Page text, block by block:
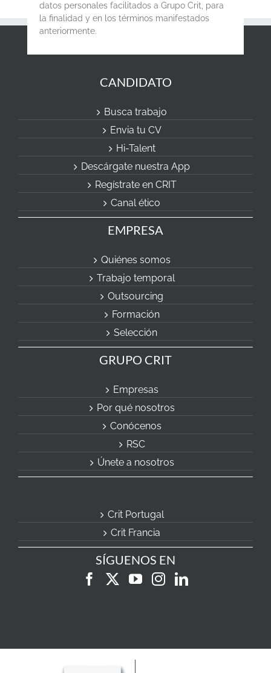
datos personales facilitados a Grupo Crit, para
la finalidad y en los términos manifestados
anteriormente.
CANDIDATO
Busca trabajo
Envia tu CV
Hi-Talent
Descárgate nuestra App
Regístrate en CRIT
Canal ético
EMPRESA
Quiénes somos
Trabajo temporal
Outsourcing
Formación
Selección
GRUPO CRIT
Empresas
Por qué nosotros
Conócenos
RSC
Únete a nosotros
Crit Portugal
Crit Francia
SÍGUENOS EN